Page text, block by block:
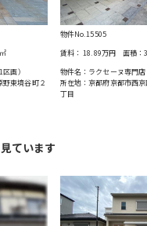
㎡
画）
野東境谷町２
物件No.15505
賃料：18.89万円面積：
物件名：ラクセーヌ専門
所在地：京都府京都市西
丁目
ています